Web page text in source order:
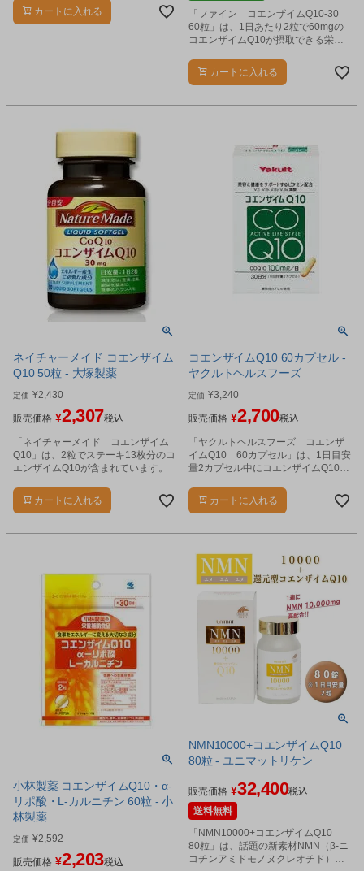
カートに入れる
「ファイン コエンザイムQ10-30
60粒」は、1日あたり2粒で60mgの
コエンザイムQ10が摂取できる栄養
カートに入れる
ネイチャーメイド コエンザイム
Q10 50粒 - 大塚製薬
定価 ¥2,430
販売価格 ¥2,307税込
「ネイチャーメイド コエンザイム
Q10」は、2粒でステーキ13枚分のコ
エンザイムQ10が含まれています。
カートに入れる
コエンザイムQ10 60カプセル -
ヤクルトヘルスフーズ
定価 ¥3,240
販売価格 ¥2,700税込
「ヤクルトヘルスフーズ コエンザ
イムQ10 60カプセル」は、1日目安
量2カプセル中にコエンザイムQ10を
カートに入れる
小林製薬 コエンザイムQ10・α-
リポ酸・L-カルニチン 60粒 - 小
林製薬
定価 ¥2,592
販売価格 ¥2,203税込
NMN10000+コエンザイムQ10
80粒 - ユニマットリケン
販売価格 ¥32,400税込
送料無料
「NMN10000+コエンザイムQ10
80粒」は、話題の新素材NMN（β-ニ
コチンアミドモノヌクレオチド）を1